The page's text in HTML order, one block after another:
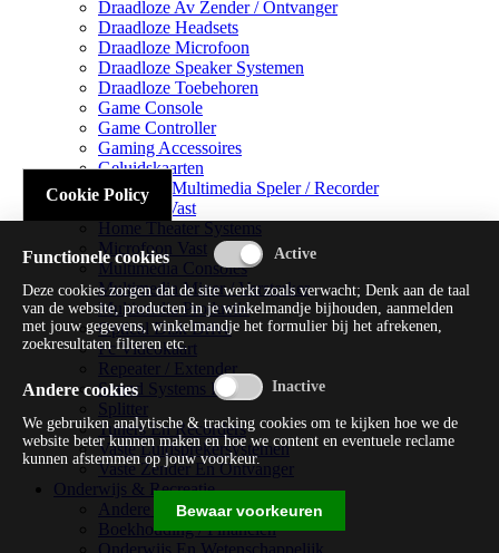
Draadloze Av Zender / Ontvanger
Draadloze Headsets
Draadloze Microfoon
Draadloze Speaker Systemen
Draadloze Toebehoren
Game Console
Game Controller
Gaming Accessoires
Geluidskaarten
Handheld Multimedia Speler / Recorder
Headsets Vast
Home Theater Systems
Microfoon Vast
Multimedia Consoles
Multimedia Mixer / Versterker
Multimedia Productie
Optical Disk Drive
Pc Videokaart
Repeater / Extender
Sound Systems Hi-fi
Splitter
Tuners En Recorders
Vaste Luidsprekersystemen
Vaste Zender En Ontvanger
Onderwijs & Recreatie
Andere Beveiligingssoftware
Boekhouding / Financiën
Cookie Policy
Functionele cookies
Deze cookies zorgen dat de site werkt zoals verwacht; Denk aan de taal
van de website, producten in je winkelmandje bijhouden, aanmelden
met jouw gegevens, winkelmandje het formulier bij het afrekenen,
zoekresultaten filteren etc.
Andere cookies
We gebruiken analytische & tracking cookies om te kijken hoe we de
website beter kunnen maken en hoe we content en eventuele reclame
kunnen afstemmen op jouw voorkeur.
Bewaar voorkeuren